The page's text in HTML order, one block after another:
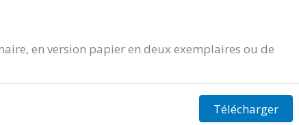
en version papier en deux exemplaires ou de
Télécharger